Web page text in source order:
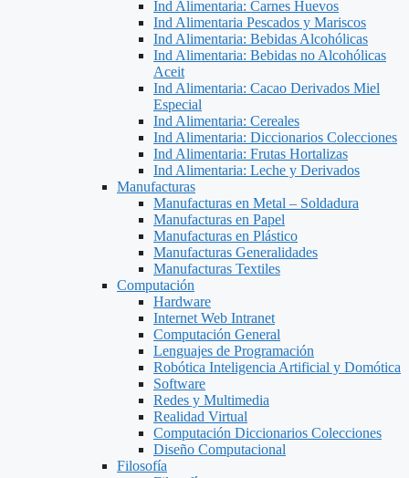
Ind Alimentaria: Carnes Huevos
Ind Alimentaria Pescados y Mariscos
Ind Alimentaria: Bebidas Alcohólicas
Ind Alimentaria: Bebidas no Alcohólicas
Aceit
Ind Alimentaria: Cacao Derivados Miel
Especial
Ind Alimentaria: Cereales
Ind Alimentaria: Diccionarios Colecciones
Ind Alimentaria: Frutas Hortalizas
Ind Alimentaria: Leche y Derivados
Manufacturas
Manufacturas en Metal – Soldadura
Manufacturas en Papel
Manufacturas en Plástico
Manufacturas Generalidades
Manufacturas Textiles
Computación
Hardware
Internet Web Intranet
Computación General
Lenguajes de Programación
Robótica Inteligencia Artificial y Domótica
Software
Redes y Multimedia
Realidad Virtual
Computación Diccionarios Colecciones
Diseño Computacional
Filosofía